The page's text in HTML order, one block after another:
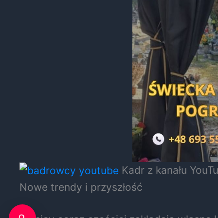
Kadr z kanału
Nowe trendy i przyszłość